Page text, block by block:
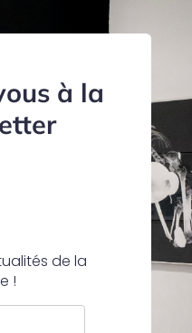
à la
de la
!